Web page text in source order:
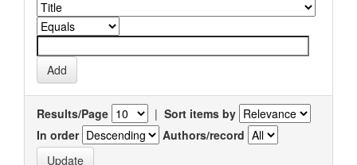
Results/Page | Sort items by
In order
Authors/record